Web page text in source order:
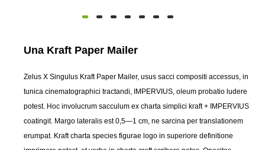
Una Kraft Paper Mailer
Zelus X Singulus Kraft Paper Mailer, usus sacci compositi accessus, in
tunica cinematographici tractandi, IMPERVIUS, oleum probatio ludere
potest. Hoc involucrum sacculum ex charta simplici kraft + IMPERVIUS
coatingit. Margo lateralis est 0,5—1 cm, ne sarcina per translationem
erumpat. Kraft charta species figurae logo in superiore definitione